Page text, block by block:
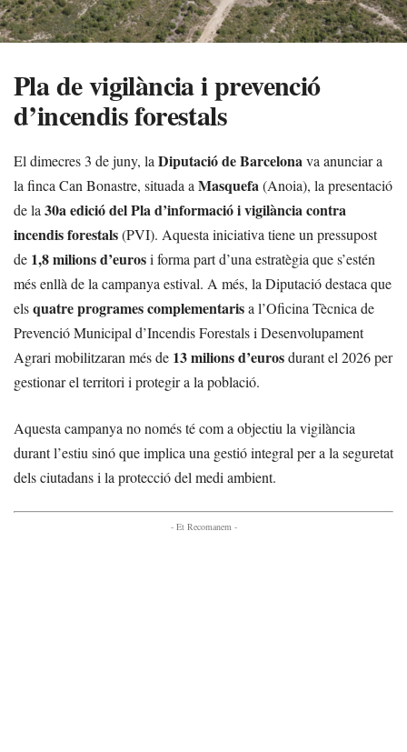
Pla de vigilància i prevenció
d’incendis forestals
El dimecres 3 de juny, la Diputació de Barcelonava anunciar a
la finca Can Bonastre, situada a Masquefa(Anoia), la presentació
de la 30a edició del Pla d’informació i vigilància contra
incendis forestals(PVI). Aquesta iniciativa tiene un pressupost
de 1,8 milions d’eurosi forma part d’una estratègia que s’estén
més enllà de la campanya estival. A més, la Diputació destaca que
elsquatre programes complementarisa l’Oficina Tècnica de
Prevenció Municipal d’Incendis Forestals i Desenvolupament
Agrari mobilitzaran més de 13 milions d’eurosdurant el 2026 per
gestionar el territori i protegir a la població.
Aquesta campanya no només té com a objectiu la vigilància
durant l’estiu sinó que implica una gestió integral per a la seguretat
dels ciutadans i la protecció del medi ambient.
- Et Recomanem -